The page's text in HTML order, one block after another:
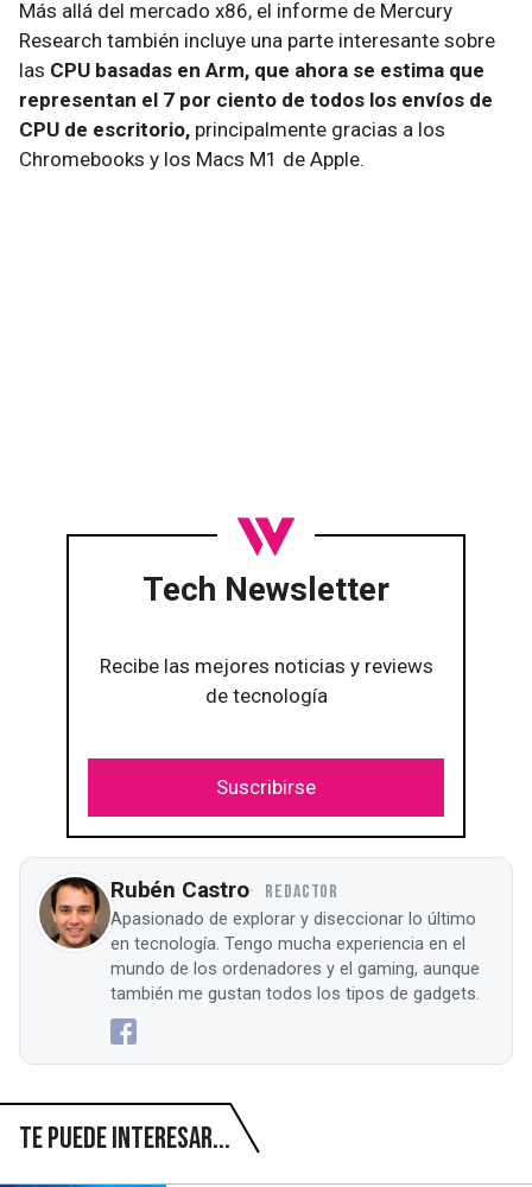
Más allá del mercado x86, el informe de Mercury
Research también incluye una parte interesante sobre
las CPU basadas en Arm, que ahora se estima que
representan el 7 por ciento de todos los envíos de
CPU de escritorio, principalmente gracias a los
Chromebooks y los Macs M1 de Apple.
Tech Newsletter
Recibe las mejores noticias y reviews
de tecnología
Suscribirse
Rubén Castro REDACTOR
Apasionado de explorar y diseccionar lo último
en tecnología. Tengo mucha experiencia en el
mundo de los ordenadores y el gaming, aunque
también me gustan todos los tipos de gadgets.
Te puede interesar...